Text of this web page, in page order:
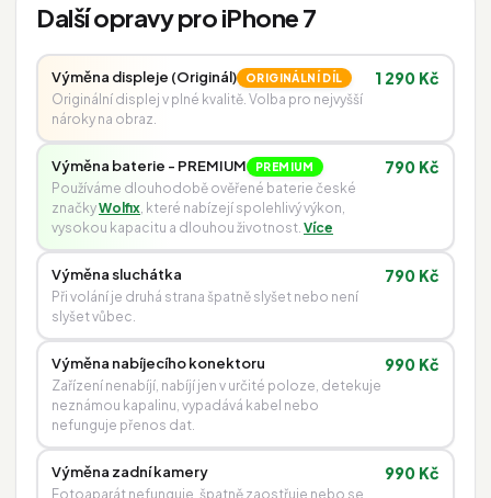
Další opravy pro iPhone 7
Výměna displeje (Originál) ORIGINÁLNÍ DÍL
Originální displej v plné kvalitě. Volba pro nejvyšší
nároky na obraz.
1 290 Kč
Výměna baterie - PREMIUM PREMIUM
Používáme dlouhodobě ověřené baterie české
značkyWolfix, které nabízejí spolehlivý výkon,
vysokou kapacitu a dlouhou životnost. Více
790 Kč
Výměna sluchátka
Při volání je druhá strana špatně slyšet nebo není
slyšet vůbec.
790 Kč
Výměna nabíjecího konektoru
Zařízení nenabíjí, nabíjí jen v určité poloze, detekuje
neznámou kapalinu, vypadává kabel nebo
nefunguje přenos dat.
990 Kč
Výměna zadní kamery
Fotoaparát nefunguje, špatně zaostřuje nebo se
990 Kč